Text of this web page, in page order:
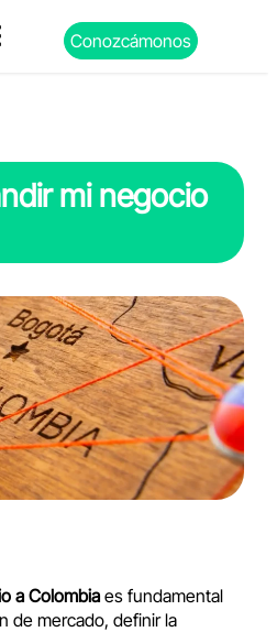
Conozcámonos
mi negocio
a Colombiaes fundamental
de mercado, definir la